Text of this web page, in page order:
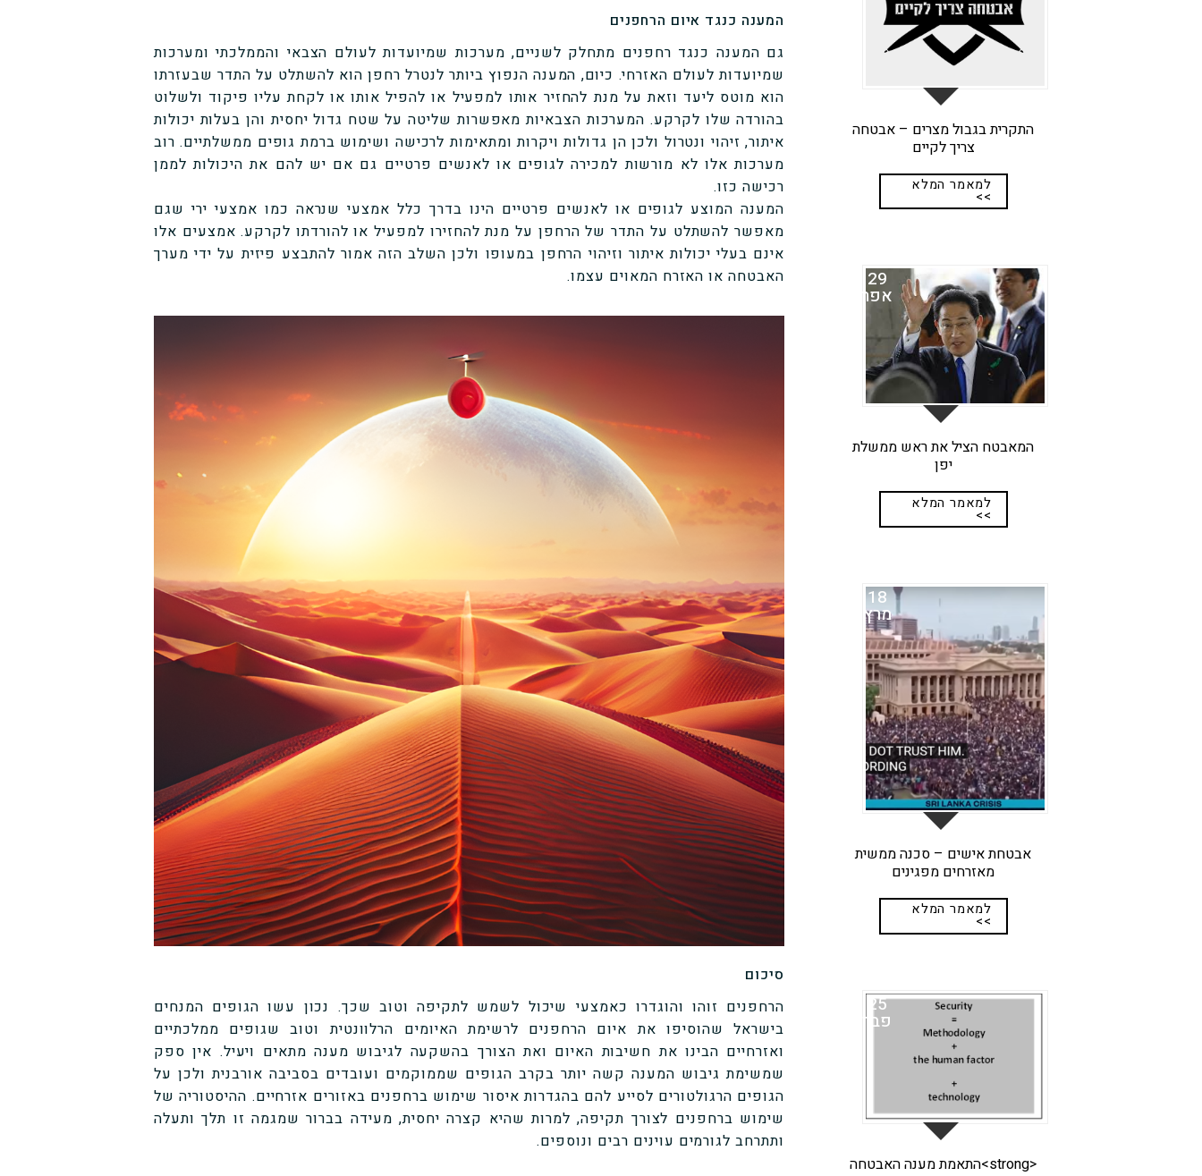
המענה כנגד איום הרחפנים
גם המענה כנגד רחפנים מתחלק לשניים, מערכות שמיועדות לעולם הצבאי והממלכתי ומערכות
שמיועדות לעולם האזרחי. כיום, המענה הנפוץ ביותר לנטרל רחפן הוא להשתלט על התדר שבעזרתו
הוא מוטס ליעד וזאת על מנת להחזיר אותו למפעיל או להפיל אותו או לקחת עליו פיקוד ולשלוט
בהורדה שלו לקרקע. המערכות הצבאיות מאפשרות שליטה על שטח גדול יחסית והן בעלות יכולות
איתור, זיהוי ונטרול ולכן הן גדולות ויקרות ומתאימות לרכישה ושימוש ברמת גופים ממשלתיים. רוב
מערכות אלו לא מורשות למכירה לגופים או לאנשים פרטיים גם אם יש להם את היכולות לממן
רכישה כזו.
המענה המוצע לגופים או לאנשים פרטיים הינו בדרך כלל אמצעי שנראה כמו אמצעי ירי שגם
מאפשר להשתלט על התדר של הרחפן על מנת להחזירו למפעיל או להורדתו לקרקע. אמצעים אלו
אינם בעלי יכולות איתור וזיהוי הרחפן במעופו ולכן השלב הזה אמור להתבצע פיזית על ידי מערך
האבטחה או האזרח המאוים עצמו.
סיכום
הרחפנים זוהו והוגדרו כאמצעי שיכול לשמש לתקיפה וטוב שכך. נכון עשו הגופים המנחים
בישראל שהוסיפו את איום הרחפנים לרשימת האיומים הרלוונטית וטוב שגופים ממלכתיים
ואזרחיים הבינו את חשיבות האיום ואת הצורך בהשקעה לגיבוש מענה מתאים ויעיל. אין ספק
שמשימת גיבוש המענה קשה יותר בקרב הגופים שממוקמים ועובדים בסביבה אורבנית ולכן על
הגופים הרגולטורים לסייע להם בהגדרות איסור שימוש ברחפנים באזורים אזרחיים. ההיסטוריה של
שימוש ברחפנים לצורך תקיפה, למרות שהיא קצרה יחסית, מעידה בברור שמגמה זו תלך ותעלה
ותתרחב לגורמים עוינים רבים ונוספים.
התקרית בגבול מצרים – אבטחה
צריך לקיים
למאמר המלא
>>
המאבטח הציל את ראש ממשלת
יפן
29
אפר
למאמר המלא
>>
אבטחת אישים – סכנה ממשית
מאזרחים מפגינים
18
מרץ
למאמר המלא
>>
<strong>התאמת מענה האבטחה
25
פבר